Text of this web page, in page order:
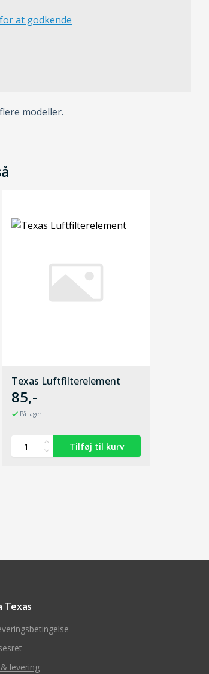
at godkende
modeller.
Texas Luftfilterelement
85,-
På lager
Texas
levering